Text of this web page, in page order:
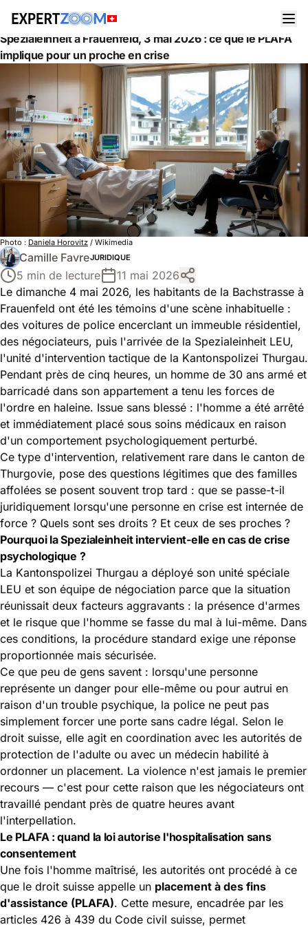
Actualités
Juridique
Spezialeinheit à Frauenfeld, 3 mai 2026 : ce que le PLAFA
implique pour un proche en crise
Photo : Daniela Horovitz / Wikimedia
Camille FavreJURIDIQUE
5 min de lecture
11 mai 2026
Le dimanche 4 mai 2026, les habitants de la Bachstrasse à
Frauenfeld ont été les témoins d'une scène inhabituelle :
des voitures de police encerclant un immeuble résidentiel,
des négociateurs, puis l'arrivée de la Spezialeinheit LEU,
l'unité d'intervention tactique de la Kantonspolizei Thurgau.
Pendant près de cinq heures, un homme de 30 ans armé et
barricadé dans son appartement a tenu les forces de
l'ordre en haleine. Issue sans blessé : l'homme a été arrêté
et immédiatement placé sous soins médicaux en raison
d'un comportement psychologiquement perturbé.
Ce type d'intervention, relativement rare dans le canton de
Thurgovie, pose des questions légitimes que des familles
affolées se posent souvent trop tard : que se passe-t-il
juridiquement lorsqu'une personne en crise est internée de
force ? Quels sont ses droits ? Et ceux de ses proches ?
Pourquoi la Spezialeinheit intervient-elle en cas de crise
psychologique ?
La Kantonspolizei Thurgau a déployé son unité spéciale
LEU et son équipe de négociation parce que la situation
réunissait deux facteurs aggravants : la présence d'armes
et le risque que l'homme se fasse du mal à lui-même. Dans
ces conditions, la procédure standard exige une réponse
proportionnée mais sécurisée.
Ce que peu de gens savent : lorsqu'une personne
représente un danger pour elle-même ou pour autrui en
raison d'un trouble psychique, la police ne peut pas
simplement forcer une porte sans cadre légal. Selon le
droit suisse, elle agit en coordination avec les autorités de
protection de l'adulte ou avec un médecin habilité à
ordonner un placement. La violence n'est jamais le premier
recours — c'est pour cette raison que les négociateurs ont
travaillé pendant près de quatre heures avant
l'interpellation.
Le PLAFA : quand la loi autorise l'hospitalisation sans
consentement
Une fois l'homme maîtrisé, les autorités ont procédé à ce
que le droit suisse appelle un placement à des fins
d'assistance (PLAFA). Cette mesure, encadrée par les
articles 426 à 439 du Code civil suisse, permet